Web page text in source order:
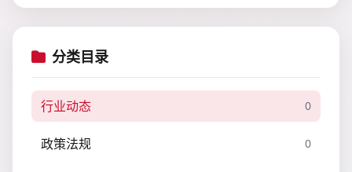
分类目录
行业动态 0
政策法规 0